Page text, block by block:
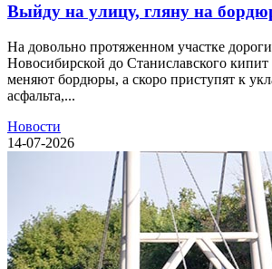
Выйду на улицу, гляну на
На довольно протяженном участке
Новосибирской до Станиславского кипит
меняют бордюры, а скоро приступят к
асфальта,...
Новости
14-07-2026